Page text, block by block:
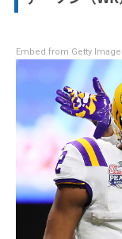
Embed from Getty